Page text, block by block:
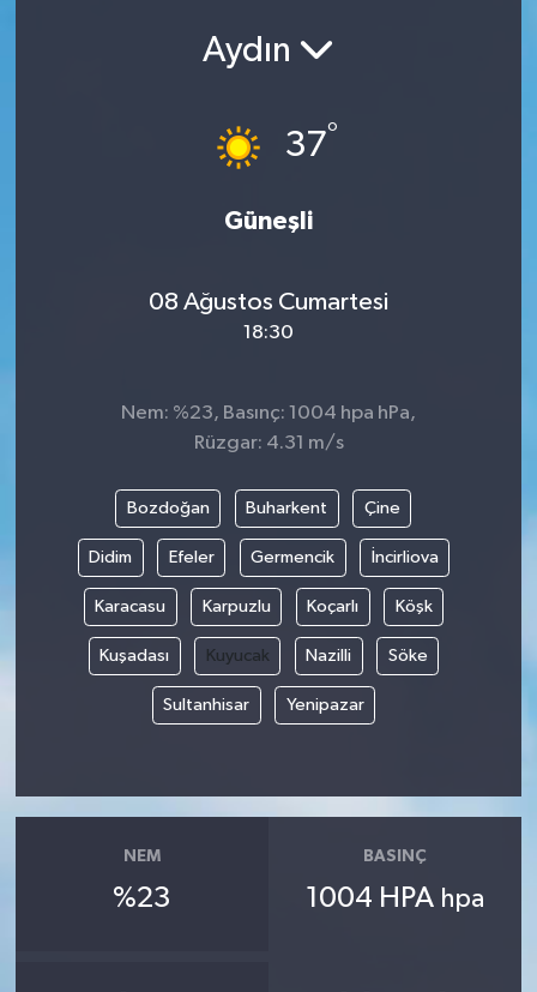
Aydın
37°
Güneşli
08 Ağustos Cumartesi
18:30
Nem: %23, Basınç: 1004 hpa hPa,
Rüzgar: 4.31 m/s
Bozdoğan Buharkent Çine
Didim Efeler Germencik İncirliova
Karacasu Karpuzlu Koçarlı Köşk
Kuşadası Kuyucak Nazilli Söke
Sultanhisar Yenipazar
NEM
%23
BASINÇ
1004 HPA hpa